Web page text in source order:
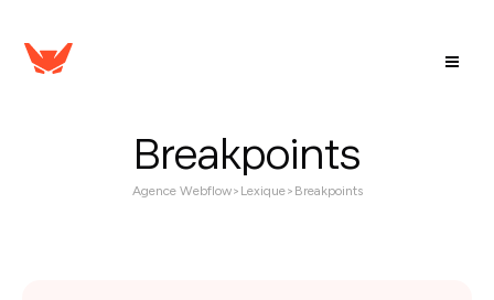
Breakpoints
Agence Webflow> Lexique> Breakpoints